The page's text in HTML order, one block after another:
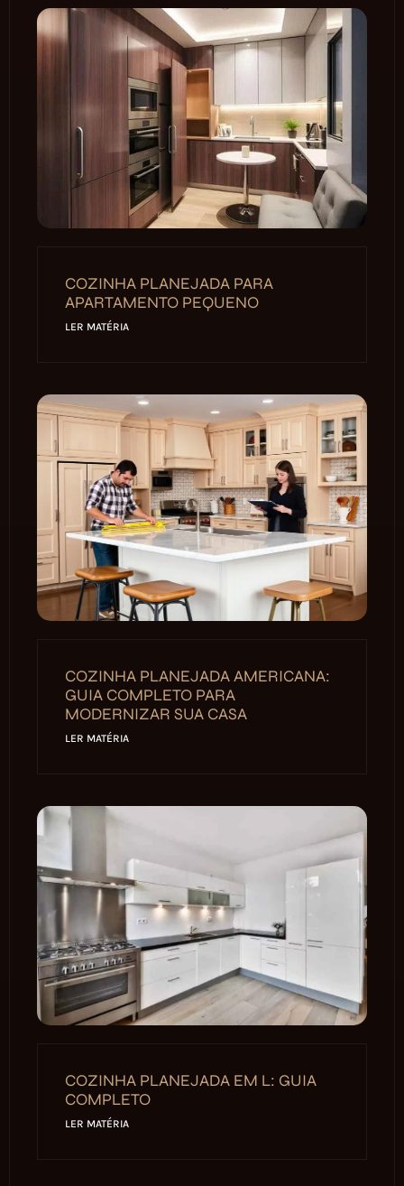
COZINHA PLANEJADA PARA
APARTAMENTO PEQUENO
LER MATÉRIA
COZINHA PLANEJADA AMERICANA:
GUIA COMPLETO PARA
MODERNIZAR SUA CASA
LER MATÉRIA
COZINHA PLANEJADA EM L: GUIA
COMPLETO
LER MATÉRIA